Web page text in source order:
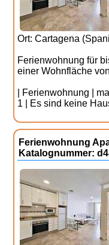
Ort: Cartagena
Ferienwohnung für
einer Wohnfläche
| Ferienwohnung |
1 | Es sind keine
Ferienwohnung
Katalognummer: